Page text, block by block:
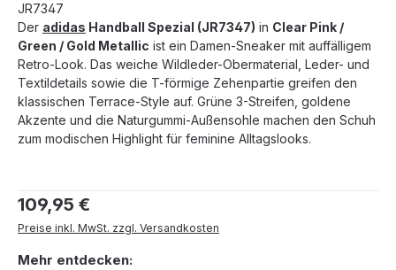
JR7347
Der adidas Handball Spezial (JR7347) in Clear Pink /
Green / Gold Metallic ist ein Damen-Sneaker mit auffälligem
Retro-Look. Das weiche Wildleder-Obermaterial, Leder- und
Textildetails sowie die T-förmige Zehenpartie greifen den
klassischen Terrace-Style auf. Grüne 3-Streifen, goldene
Akzente und die Naturgummi-Außensohle machen den Schuh
zum modischen Highlight für feminine Alltagslooks.
Regulärer Preis:
109,95 €
Preise inkl. MwSt. zzgl. Versandkosten
Mehr entdecken: